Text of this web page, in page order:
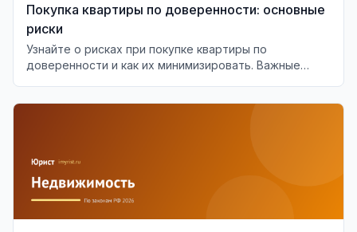
Покупка квартиры по доверенности: основные
риски
Узнайте о рисках при покупке квартиры по
доверенности и как их минимизировать. Важные